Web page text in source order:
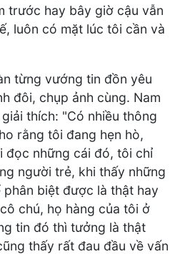
trước hay bây giờ cậu vẫn
luôn có mặt lúc tôi cần và
từng vướng tin đồn yêu
đôi, chụp ảnh cùng. Nam
thích: "Có nhiều thông
rằng tôi đang hẹn hò,
đọc những cái đó, tôi chỉ
người trẻ, khi thấy những
biệt được là thật hay
chú, họ hàng của tôi ở
tin đó thì tưởng là thật
thấy rất đau đầu về vấn